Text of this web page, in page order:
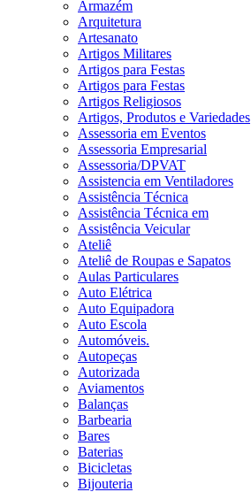
Armazém
Arquitetura
Artesanato
Artigos Militares
Artigos para Festas
Artigos para Festas
Artigos Religiosos
Artigos, Produtos e Variedades
Assessoria em Eventos
Assessoria Empresarial
Assessoria/DPVAT
Assistencia em Ventiladores
Assistência Técnica
Assistência Técnica em
Assistência Veicular
Ateliê
Ateliê de Roupas e Sapatos
Aulas Particulares
Auto Elétrica
Auto Equipadora
Auto Escola
Automóveis.
Autopeças
Autorizada
Aviamentos
Balanças
Barbearia
Bares
Baterias
Bicicletas
Bijouteria